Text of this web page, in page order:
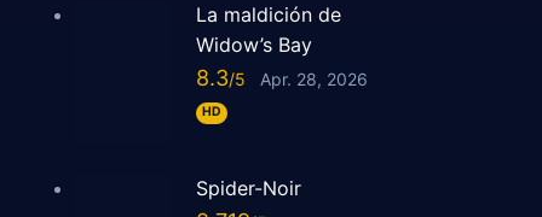
La maldición de
Widow’s Bay
8.3 Apr. 28, 2026
HD
Spider-Noir